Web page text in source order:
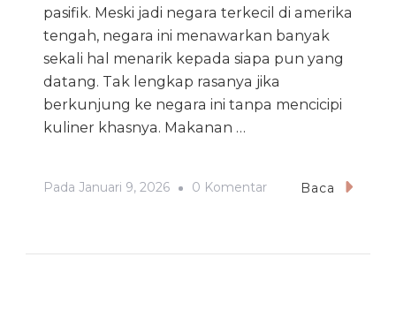
pasifik. Meski jadi negara terkecil di amerika
tengah, negara ini menawarkan banyak
sekali hal menarik kepada siapa pun yang
datang. Tak lengkap rasanya jika
berkunjung ke negara ini tanpa mencicipi
kuliner khasnya. Makanan …
Pada Januari 9, 2026 0 KomentarPada
Baca